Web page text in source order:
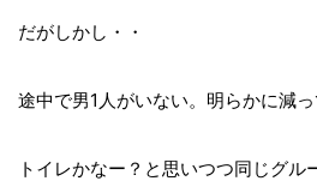
だがしかし・・
途中で男1人がいない。明らかに減っ
トイレかなー？と思いつつ同じグル